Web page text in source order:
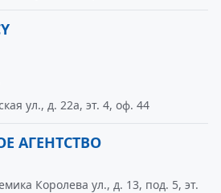
ул., д. 22а, эт. 4, оф. 44
АГЕНТСТВО
Королева ул., д. 13, под. 5, эт.